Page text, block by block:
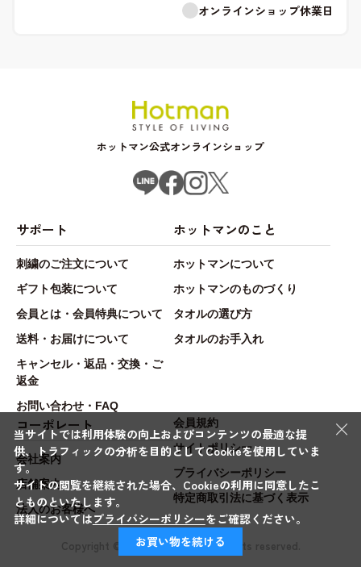
オンラインショップ休業日
ホットマン公式オンラインショップ
サポート
刺繍のご注文について
ギフト包装について
会員とは・会員特典について
送料・お届けについて
キャンセル・返品・交換・ご
返金
お問い合わせ・FAQ
ホットマンのこと
ホットマンについて
ホットマンのものづくり
タオルの選び方
タオルのお手入れ
コーポレート
会社案内
店舗案内
法人のお客様へ
会員規約
サイトポリシー
プライバシーポリシー
特定商取引法に基づく表示
Copyright © Hotman.Co.,Ltd. All rights reserved.
×
当サイトでは利用体験の向上およびコンテンツの最適な提
供、トラフィックの分析を目的としてCookieを使用していま
す。
サイトの閲覧を継続された場合、Cookieの利用に同意したこ
とものといたします。
詳細についてはプライバシーポリシーをご確認ください。
お買い物を続ける